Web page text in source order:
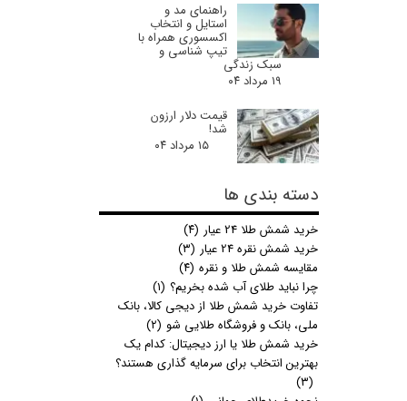
راهنمای مد و
استایل و انتخاب
اکسسوری همراه با
تیپ شناسی و
سبک زندگی
۱۹ مرداد ۰۴
قیمت دلار ارزون
شد!
۱۵ مرداد ۰۴
دسته بندی ها
خرید شمش طلا 24 عیار
(۴)
خرید شمش نقره 24 عیار
(۳)
مقایسه شمش طلا و نقره (۴)
چرا نباید طلای آب شده بخریم؟ (۱)
تفاوت خرید شمش طلا از دیجی کالا، بانک
ملی، بانک و فروشگاه طلایی شو (۲)
خرید شمش طلا یا ارز دیجیتال: کدام یک
بهترین انتخاب برای سرمایه گذاری هستند؟
(۳)